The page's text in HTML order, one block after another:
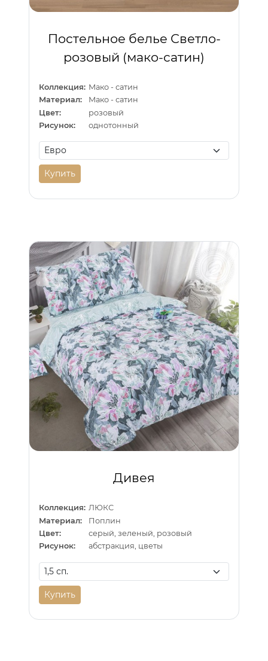
Постельное белье Светло-
розовый (мако-сатин)
Коллекция: Мако - сатин
Материал:
Мако - сатин
Цвет:
розовый
Рисунок:
однотонный
Купить
Дивея
Коллекция: ЛЮКС
Материал:
Поплин
Цвет:
серый, зеленый, розовый
Рисунок:
абстракция, цветы
Купить